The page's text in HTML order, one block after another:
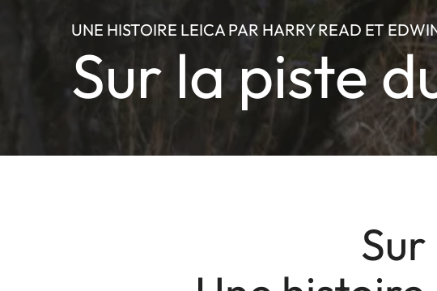
UNE HISTOIRE LEICA PAR HARRY READ ET
Sur la piste